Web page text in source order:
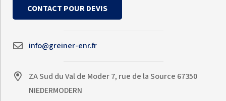
CONTACT POUR DEVIS
info@greiner-enr.fr
ZA Sud du Val de Moder 7, rue de la Source 67350
NIEDERMODERN